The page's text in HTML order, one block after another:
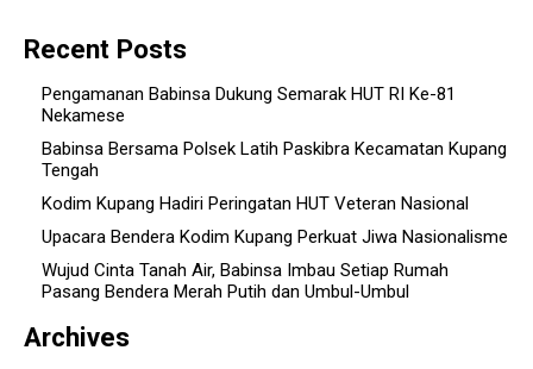
Recent Posts
Pengamanan Babinsa Dukung Semarak HUT RI Ke-81
Nekamese
Babinsa Bersama Polsek Latih Paskibra Kecamatan Kupang
Tengah
Kodim Kupang Hadiri Peringatan HUT Veteran Nasional
Upacara Bendera Kodim Kupang Perkuat Jiwa Nasionalisme
Wujud Cinta Tanah Air, Babinsa Imbau Setiap Rumah
Pasang Bendera Merah Putih dan Umbul-Umbul
Archives